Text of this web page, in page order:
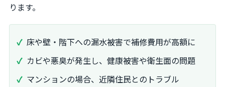
ります。
床や壁・階下への漏水被害で補修費用が高額に
カビや悪臭が発生し、健康被害や衛生面の問題
マンションの場合、近隣住民とのトラブル